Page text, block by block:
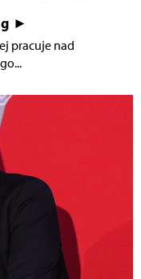
►
pracuje nad